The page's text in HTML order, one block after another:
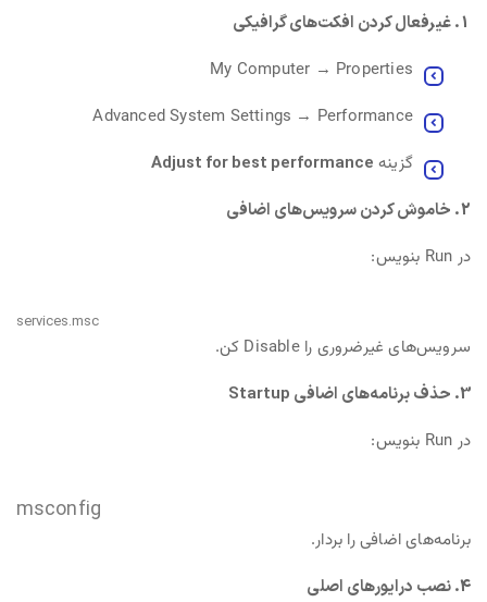
1. غیرفعال کردن افکت‌های گرافیکی
My Computer → Properties
Advanced System Settings → Performance
گزینه Adjust for best performance
2. خاموش کردن سرویس‌های اضافی
در Run بنویس:
services.msc
سرویس‌های غیرضروری را Disable کن.
3. حذف برنامه‌های اضافی Startup
در Run بنویس:
msconfig
برنامه‌های اضافی را بردار.
4. نصب درایورهای اصلی